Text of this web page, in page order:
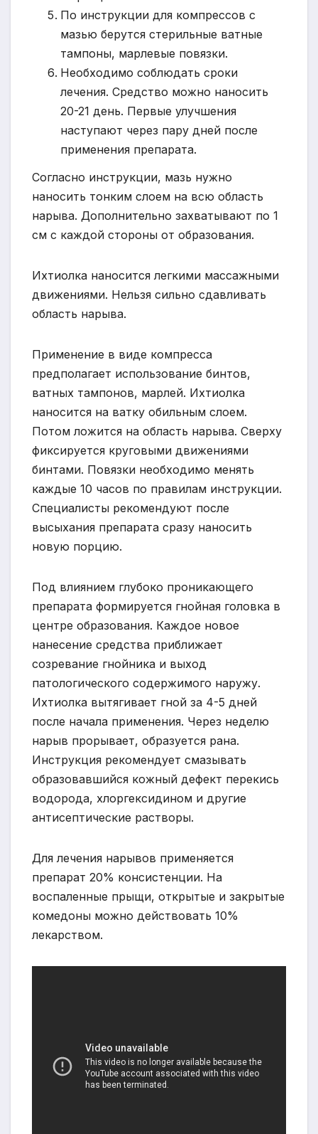
По инструкции для компрессов с
мазью берутся стерильные ватные
тампоны, марлевые повязки.
Необходимо соблюдать сроки
лечения. Средство можно наносить
20-21 день. Первые улучшения
наступают через пару дней после
применения препарата.
Согласно инструкции, мазь нужно
наносить тонким слоем на всю область
нарыва. Дополнительно захватывают по 1
см с каждой стороны от образования.
Ихтиолка наносится легкими массажными
движениями. Нельзя сильно сдавливать
область нарыва.
Применение в виде компресса
предполагает использование бинтов,
ватных тампонов, марлей. Ихтиолка
наносится на ватку обильным слоем.
Потом ложится на область нарыва. Сверху
фиксируется круговыми движениями
бинтами. Повязки необходимо менять
каждые 10 часов по правилам инструкции.
Специалисты рекомендуют после
высыхания препарата сразу наносить
новую порцию.
Под влиянием глубоко проникающего
препарата формируется гнойная головка в
центре образования. Каждое новое
нанесение средства приближает
созревание гнойника и выход
патологического содержимого наружу.
Ихтиолка вытягивает гной за 4-5 дней
после начала применения. Через неделю
нарыв прорывает, образуется рана.
Инструкция рекомендует смазывать
образовавшийся кожный дефект перекись
водорода, хлоргексидином и другие
антисептические растворы.
Для лечения нарывов применяется
препарат 20% консистенции. На
воспаленные прыщи, открытые и закрытые
комедоны можно действовать 10%
лекарством.